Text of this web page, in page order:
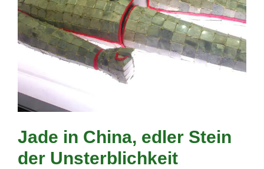
Jade in China, edler Stein
der Unsterblichkeit